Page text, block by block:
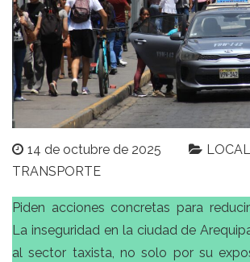
14 de octubre de 2025 LOCAL
TRANSPORTE
Piden acciones concretas para
La inseguridad en la ciudad de
al sector taxista, no solo por su